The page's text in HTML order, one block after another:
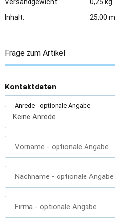
Versandgewicht:
0,25 kg
Inhalt:
25,00 m
Frage zum Artikel
Kontaktdaten
Anrede - optionale Angabe
Vorname - optionale Angabe
Nachname - optionale Angabe
Firma - optionale Angabe